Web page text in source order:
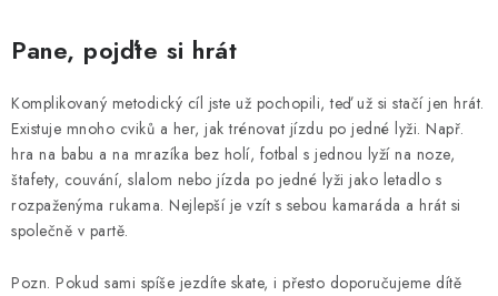
Pane, pojďte si hrát
Komplikovaný metodický cíl jste už pochopili, teď už si stačí jen hrát.
Existuje mnoho cviků a her, jak trénovat jízdu po jedné lyži. Např.
hra na babu a na mrazíka bez holí, fotbal s jednou lyží na noze,
štafety, couvání, slalom nebo jízda po jedné lyži jako letadlo s
rozpaženýma rukama. Nejlepší je vzít s sebou kamaráda a hrát si
společně v partě.
Pozn. Pokud sami spíše jezdíte skate, i přesto doporučujeme dítě